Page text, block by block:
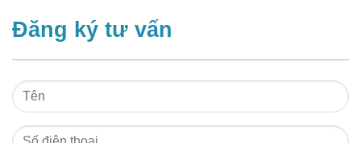
Đăng ký tư vấn